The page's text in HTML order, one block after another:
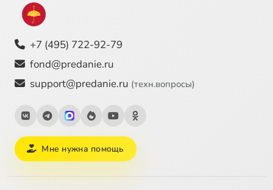
+7 (495) 722-92-79
fond@predanie.ru
support@predanie.ru (техн.вопросы)
Мне нужна помощь